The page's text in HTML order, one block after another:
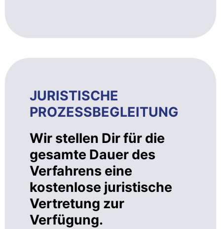
JURISTISCHE
PROZESSBEGLEITUNG
Wir stellen Dir für die
gesamte Dauer des
Verfahrens eine
kostenlose juristische
Vertretung zur
Verfügung.